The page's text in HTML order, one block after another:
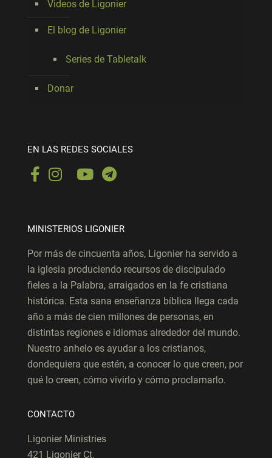
Videos de Ligonier
El blog de Ligonier
Series de Tabletalk
Donar
EN LAS REDES SOCIALES
MINISTERIOS LIGONIER
Por más de cincuenta años, Ligonier ha servido a
la iglesia produciendo recursos de discipulado
fieles a la Palabra, arraigados en la fe cristiana
histórica. Esta sana enseñanza bíblica llega cada
año a más de cien millones de personas, en
distintas regiones e idiomas alrededor del mundo.
Nuestro anhelo es ayudar a los cristianos,
dondequiera que estén, a conocer lo que creen, por
qué lo creen, cómo vivirlo y cómo proclamarlo.
CONTACTO
Ligonier Ministries
421 Ligonier Ct.